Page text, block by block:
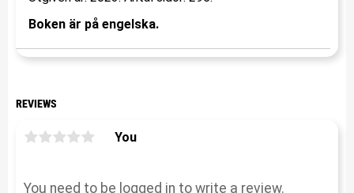
Boken är på engelska.
REVIEWS
You